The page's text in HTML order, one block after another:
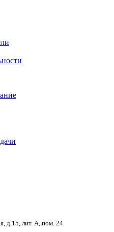
д.15, лит. А, пом. 24